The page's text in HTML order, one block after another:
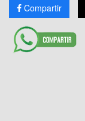
Compartir